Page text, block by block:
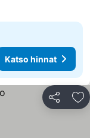
Katso hinnat
Jaa